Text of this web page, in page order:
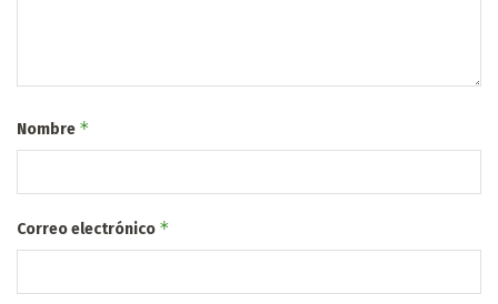
Nombre *
Correo electrónico *